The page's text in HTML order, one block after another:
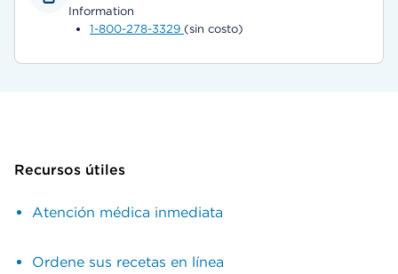
Information
1-800-278-3329 (sin costo)
Recursos útiles
Atención médica inmediata
Ordene sus recetas en línea